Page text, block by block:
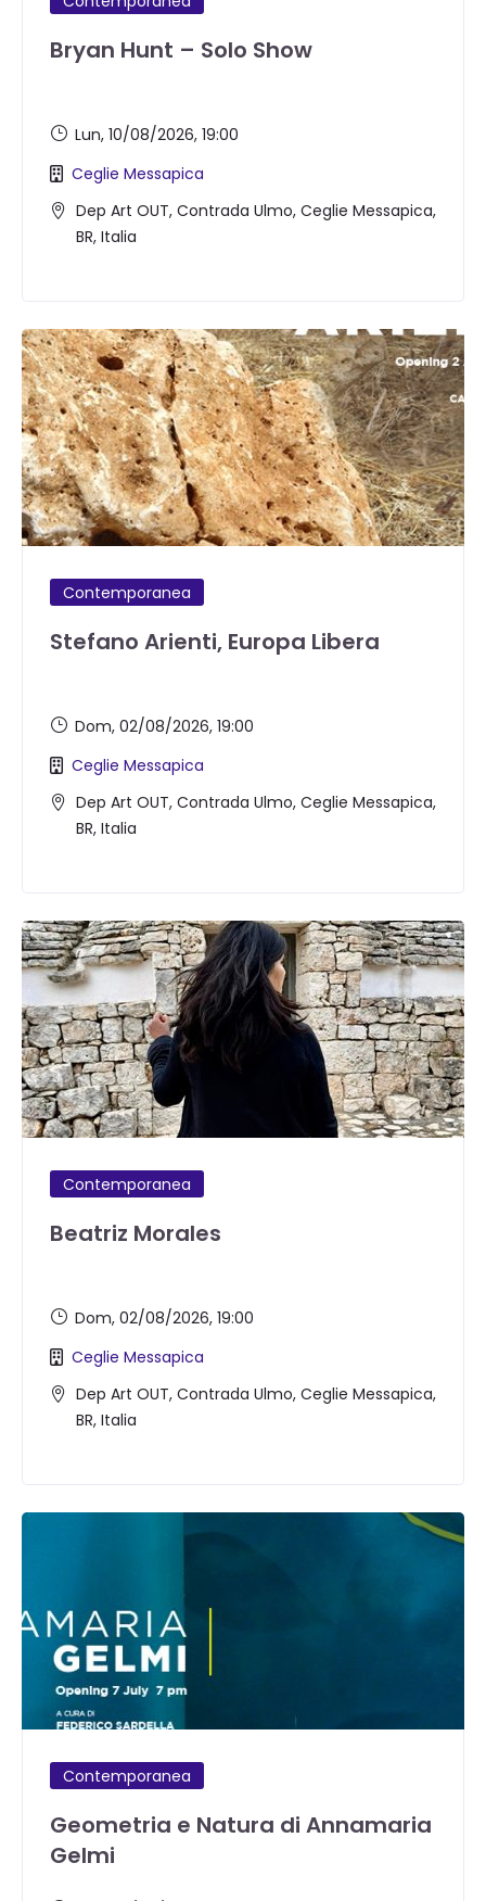
Bryan Hunt – Solo Show
Dep Art OUT, Contrada Ulmo, Ceglie Messapica,
BR, Italia
Ceglie Messapica
Lun, 10/08/2026, 19:00
Contemporanea
Stefano Arienti, Europa Libera
Dep Art OUT, Contrada Ulmo, Ceglie Messapica,
BR, Italia
Ceglie Messapica
Dom, 02/08/2026, 19:00
Contemporanea
Beatriz Morales
Dep Art OUT, Contrada Ulmo, Ceglie Messapica,
BR, Italia
Ceglie Messapica
Dom, 02/08/2026, 19:00
Contemporanea
Geometria e Natura di Annamaria
Gelmi